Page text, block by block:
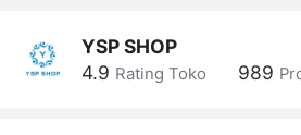
YSP SHOP
4.9 Rating Toko 989